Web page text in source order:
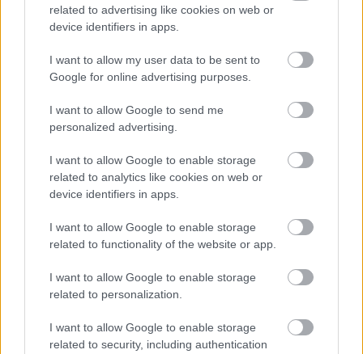
related to advertising like cookies on web or
device identifiers in apps.
I want to allow my user data to be sent to
Google for online advertising purposes.
I want to allow Google to send me
personalized advertising.
I want to allow Google to enable storage
related to analytics like cookies on web or
device identifiers in apps.
I want to allow Google to enable storage
related to functionality of the website or app.
I want to allow Google to enable storage
related to personalization.
I want to allow Google to enable storage
related to security, including authentication
3 κοινά λάθη το καλοκαίρι που
αυξάνουν τον κίνδυνο για καρκίνο του
Διευθέτηση των αποζημιώσεων των
αίτημα του ΙΣΑ